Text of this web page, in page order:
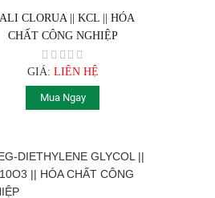
CLORUA || KCL || HÓA
CHẤT CÔNG NGHIỆP
GIÁ: LIÊN HỆ
Mua Ngay